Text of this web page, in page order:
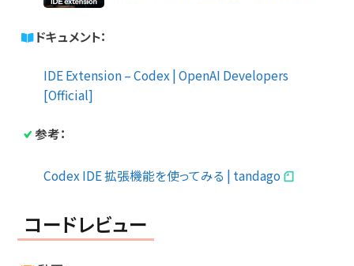
ドキュメント：
IDE Extension – Codex | OpenAI Developers
[Official]
参考：
Codex IDE 拡張機能を使ってみる | tandago
コードレビュー